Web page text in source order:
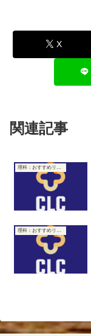
X
関連記事
理科：おすすめリンク集
理科：おすすめリンク集